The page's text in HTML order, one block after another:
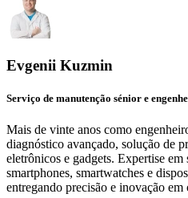
Evgenii Kuzmin
Serviço de manutenção sénior e
Mais de vinte anos como
diagnóstico avançado, solução de
eletrônicos e gadgets. Expertise em
smartphones, smartwatches e
entregando precisão e inovação em